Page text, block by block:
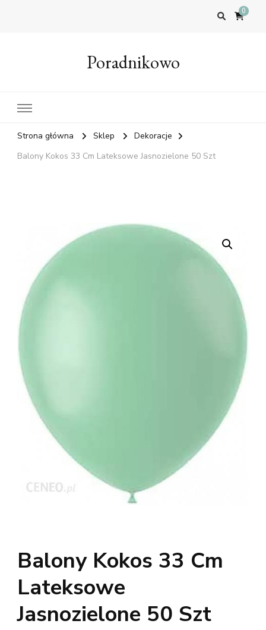
0
Poradnikowo
Strona główna Sklep
Dekoracje
Balony Kokos 33 Cm Lateksowe Jasnozielone 50 Szt
Balony Kokos 33 Cm
Lateksowe
Jasnozielone 50 Szt